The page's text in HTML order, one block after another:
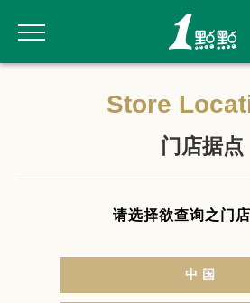
Store
门店据点
请选择欲查询之门店
中国